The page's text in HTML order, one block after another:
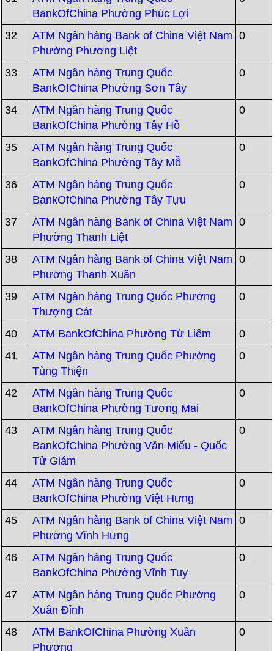
BankOfChina Phường Phúc Lợi
32
ATM Ngân hàng Bank of China Việt Nam
Phường Phương Liệt
0
33
ATM Ngân hàng Trung Quốc
BankOfChina Phường Sơn Tây
0
34
ATM Ngân hàng Trung Quốc
BankOfChina Phường Tây Hồ
0
35
ATM Ngân hàng Trung Quốc
BankOfChina Phường Tây Mỗ
0
36
ATM Ngân hàng Trung Quốc
BankOfChina Phường Tây Tựu
0
37
ATM Ngân hàng Bank of China Việt Nam
Phường Thanh Liệt
0
38
ATM Ngân hàng Bank of China Việt Nam
Phường Thanh Xuân
0
39
ATM Ngân hàng Trung Quốc Phường
Thượng Cát
0
40 ATM BankOfChina Phường Từ Liêm
0
41
ATM Ngân hàng Trung Quốc Phường
Tùng Thiện
0
42
ATM Ngân hàng Trung Quốc
BankOfChina Phường Tương Mai
0
43
ATM Ngân hàng Trung Quốc
BankOfChina Phường Văn Miếu - Quốc
Tử Giám
0
44
ATM Ngân hàng Trung Quốc
BankOfChina Phường Việt Hưng
0
45
ATM Ngân hàng Bank of China Việt Nam
Phường Vĩnh Hưng
0
46
ATM Ngân hàng Trung Quốc
BankOfChina Phường Vĩnh Tuy
0
47
ATM Ngân hàng Trung Quốc Phường
Xuân Đỉnh
0
48
ATM BankOfChina Phường Xuân
Phương
0